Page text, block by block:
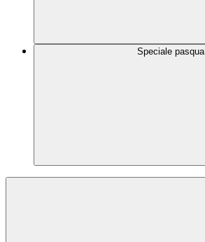
Speciale pasqua